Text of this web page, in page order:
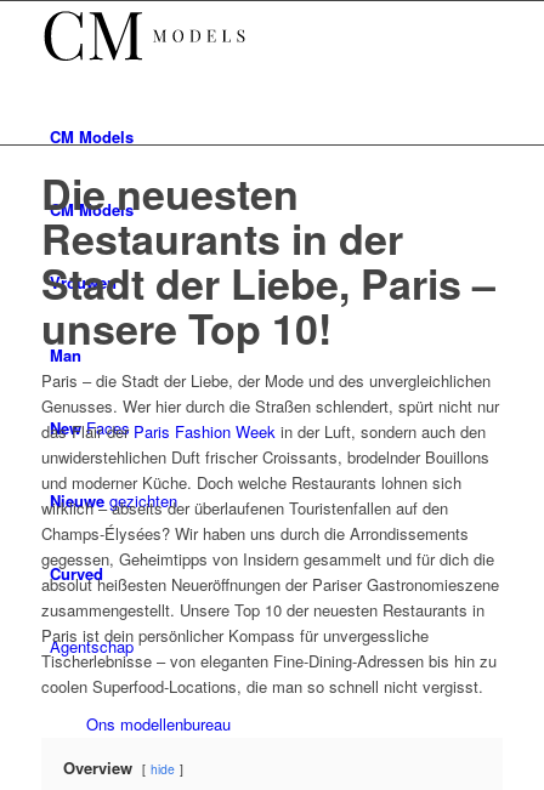
CM Models
CMModels
Vrouwen
Man
NewFaces
Nieuwegezichten
Curved
Agentschap
Ons modellenbureau
Die neuesten
Restaurants in der
Stadt der Liebe, Paris –
unsere Top 10!
Paris – die Stadt der Liebe, der Mode und des unvergleichlichen
Genusses. Wer hier durch die Straßen schlendert, spürt nicht nur
das Flair der Paris Fashion Weekin der Luft, sondern auch den
unwiderstehlichen Duft frischer Croissants, brodelnder Bouillons
und moderner Küche. Doch welche Restaurants lohnen sich
wirklich – abseits der überlaufenen Touristenfallen auf den
Champs-Élysées? Wir haben uns durch die Arrondissements
gegessen, Geheimtipps von Insidern gesammelt und für dich die
absolut heißesten Neueröffnungen der Pariser Gastronomieszene
zusammengestellt. Unsere Top 10 der neuesten Restaurants in
Paris ist dein persönlicher Kompass für unvergessliche
Tischerlebnisse – von eleganten Fine-Dining-Adressen bis hin zu
coolen Superfood-Locations, die man so schnell nicht vergisst.
Overview hide